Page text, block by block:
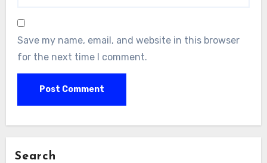
Save my name, email, and website in this browser
for the next time I comment.
Search